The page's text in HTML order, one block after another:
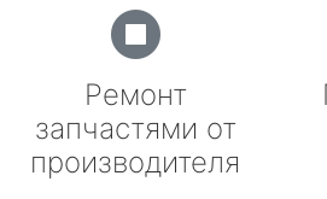
Ремонт
запчастями от
производителя